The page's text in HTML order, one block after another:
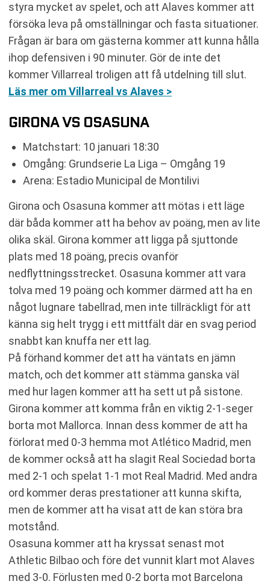
styra mycket av spelet, och att Alaves kommer att
försöka leva på omställningar och fasta situationer.
Frågan är bara om gästerna kommer att kunna hålla
ihop defensiven i 90 minuter. Gör de inte det
kommer Villarreal troligen att få utdelning till slut.
Läs mer om Villarreal vs Alaves >
GIRONA VS OSASUNA
Matchstart: 10 januari 18:30
Omgång: Grundserie La Liga – Omgång 19
Arena: Estadio Municipal de Montilivi
Girona och Osasuna kommer att mötas i ett läge
där båda kommer att ha behov av poäng, men av lite
olika skäl. Girona kommer att ligga på sjuttonde
plats med 18 poäng, precis ovanför
nedflyttningsstrecket. Osasuna kommer att vara
tolva med 19 poäng och kommer därmed att ha en
något lugnare tabellrad, men inte tillräckligt för att
känna sig helt trygg i ett mittfält där en svag period
snabbt kan knuffa ner ett lag.
På förhand kommer det att ha väntats en jämn
match, och det kommer att stämma ganska väl
med hur lagen kommer att ha sett ut på sistone.
Girona kommer att komma från en viktig 2-1-seger
borta mot Mallorca. Innan dess kommer de att ha
förlorat med 0-3 hemma mot Atlético Madrid, men
de kommer också att ha slagit Real Sociedad borta
med 2-1 och spelat 1-1 mot Real Madrid. Med andra
ord kommer deras prestationer att kunna skifta,
men de kommer att ha visat att de kan störa bra
motstånd.
Osasuna kommer att ha kryssat senast mot
Athletic Bilbao och före det vunnit klart mot Alaves
med 3-0. Förlusten med 0-2 borta mot Barcelona